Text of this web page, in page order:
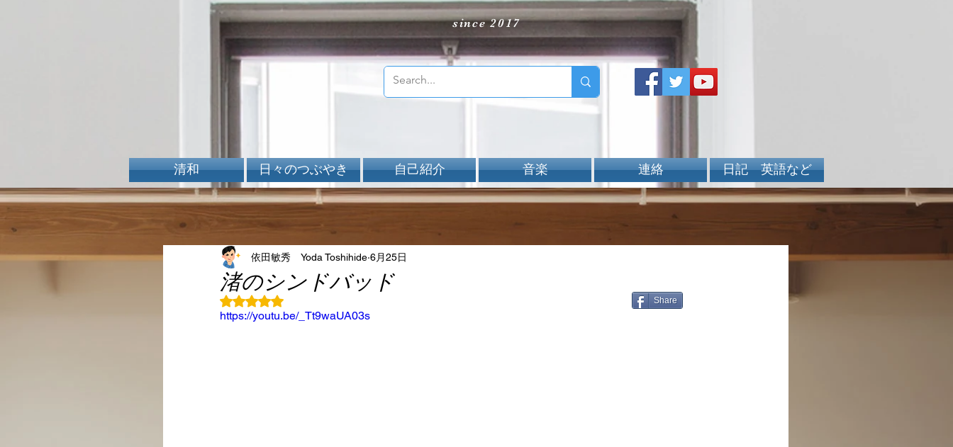
since 2017
清和 日々のつぶやき 自己紹介 音楽 連絡 日記 英語など
渚のシンドバッド
依田敏秀 Yoda Toshihide 6月25日
5つ星のうちNaNと評価されています。
https://youtu.be/_Tt9waUA03s
Share